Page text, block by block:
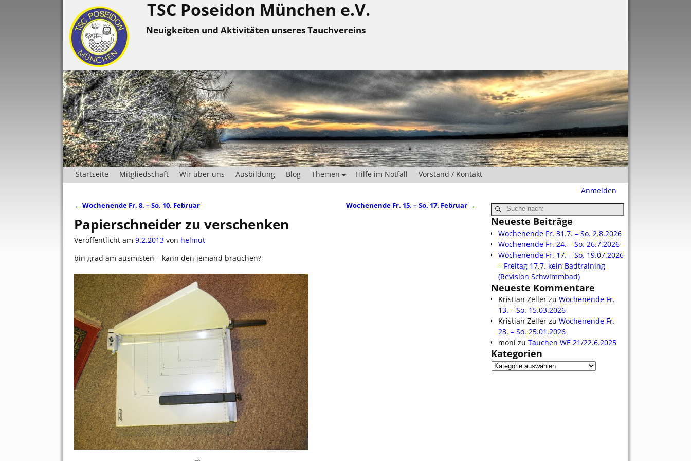
TSC Poseidon München e.V.
Neuigkeiten und Aktivitäten unseres Tauchvereins
Startseite Mitgliedschaft Wir über uns Ausbildung Blog Themen Hilfe im Notfall
Vorstand / Kontakt
Anmelden
← Wochenende Fr. 8. – So. 10. Februar Wochenende Fr. 15. – So. 17. Februar →
Papierschneider zu verschenken
Veröffentlicht am 9.2.2013 von helmut
bin grad am ausmisten – kann den jemand brauchen?
Neueste Beiträge
Wochenende Fr. 31.7. – So. 2.8.2026
Wochenende Fr. 24. – So. 26.7.2026
Wochenende Fr. 17. – So. 19.07.2026
– Freitag 17.7. kein Badtraining
(Revision Schwimmbad)
Neueste Kommentare
Kristian Zeller zu Wochenende Fr.
13. – So. 15.03.2026
Kristian Zeller zu Wochenende Fr.
23. – So. 25.01.2026
moni zu Tauchen WE 21/22.6.2025
Kategorien